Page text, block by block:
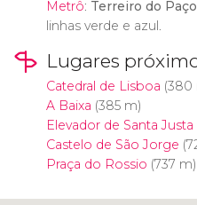
Metrô: Terreiro do Paço‎
linhas verde e azul.
Lugares
Catedral de Lisboa (380
A Baixa (385 m)
Elevador de Santa Justa
Castelo de São Jorge
Praça do Rossio (737 m)